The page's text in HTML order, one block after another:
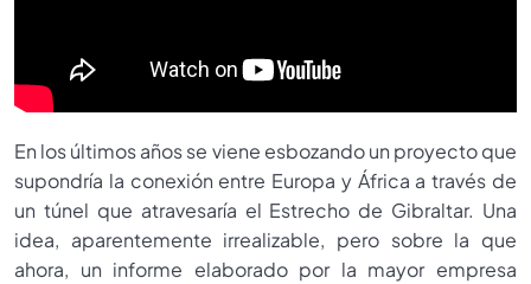
En los últimos años se viene esbozando un proyecto que
supondría la conexión entre Europa y África a través de
un túnel que atravesaría el Estrecho de Gibraltar. Una
idea, aparentemente irrealizable, pero sobre la que
ahora, un informe elaborado por la mayor empresa